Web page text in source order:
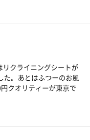
クライニングシートが
た。あとはふつーのお風
クオリティーが東京で